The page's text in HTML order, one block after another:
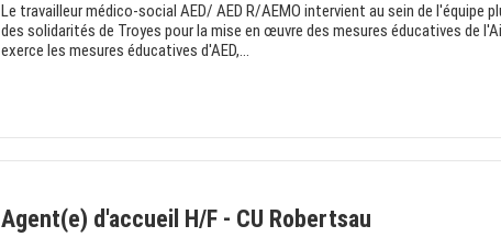
Le travailleur médico-social AED/ AED R/AEMO intervient au sein de l'équipe
des solidarités de Troyes pour la mise en œuvre des mesures éducatives de
exerce les mesures éducatives d'AED,...
Agent(e) d'accueil H/F - CU Robertsau